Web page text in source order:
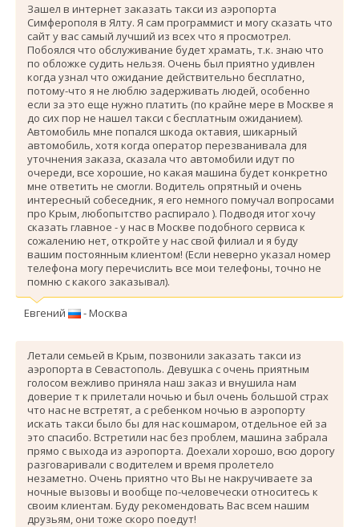
Зашел в интернет заказать такси из аэропорта
Симферополя в Ялту. Я сам программист и могу сказать что
сайт у вас самый лучший из всех что я просмотрел.
Побоялся что обслуживание будет храмать, т.к. знаю что
по обложке судить нельзя. Очень был приятно удивлен
когда узнал что ожидание действительно бесплатно,
потому-что я не люблю задерживать людей, особенно
если за это еще нужно платить (по крайне мере в Москве я
до сих пор не нашел такси с бесплатным ожиданием).
Автомобиль мне попался шкода октавия, шикарный
автомобиль, хотя когда оператор перезванивала для
уточнения заказа, сказала что автомобили идут по
очереди, все хорошие, но какая машина будет конкретно
мне ответить не смогли. Водитель опрятный и очень
интересный собеседник, я его немного помучал вопросами
про Крым, любопытство распирало ). Подводя итог хочу
сказать главное - у нас в Москве подобного сервиса к
сожалению нет, откройте у нас свой филиал и я буду
вашим постоянным клиентом! (Если неверно указал номер
телефона могу перечислить все мои телефоны, точно не
помню с какого заказывал).
Евгений - Москва
Летали семьей в Крым, позвонили заказать такси из
аэропорта в Севастополь. Девушка с очень приятным
голосом вежливо приняла наш заказ и внушила нам
доверие т к прилетали ночью и был очень большой страх
что нас не встретят, а с ребенком ночью в аэропорту
искать такси было бы для нас кошмаром, отдельное ей за
это спасибо. Вcтретили нас без проблем, машина забрала
прямо с выхода из аэропорта. Доехали хорошо, всю дорогу
разговаривали с водителем и время пролетело
незаметно. Очень приятно что Вы не накручиваете за
ночные вызовы и вообще по-человечески относитесь к
своим клиентам. Буду рекомендовать Вас всем нашим
друзьям, они тоже скоро поедут!